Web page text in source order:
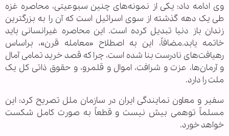
وی ادامه داد: یکی از نمونه‌های چنین سبوعیتی، محاصره غزه
طی یک دهه گذشته از سوی اسرائیل است که آن را به بزرگترین
زندان باز دنیا تبدیل کرده است. این محاصره غیرانسانی باید
خاتمه یابد.مضافاً، این به اصطلاح «معامله قرن»، براساس
رهیافت‌های نادرست بنا شده است، چرا که قصد خرید تمامی آمال
و آرمان‌ها، عزت و شرافت، اموال و قلمرو، و حقوق ذاتی کل یک
ملت را دارد.
سفیر و معاون نمایندگی ایران در سازمان ملل تصریح کرد: این
مسلماً توهمی بیش نیست و قطعاً به صورت کامل شکست
خواهد خورد.